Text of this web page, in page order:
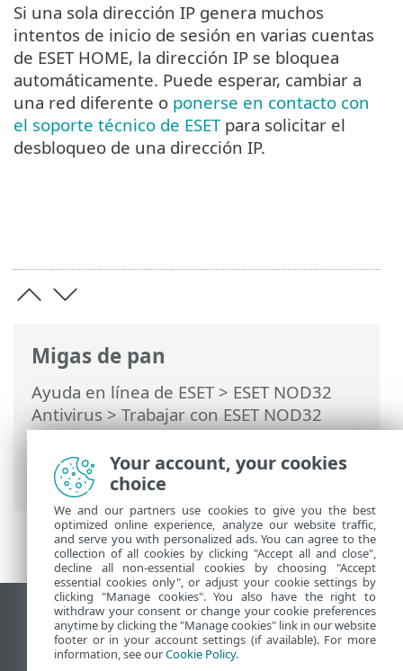
Migas de pan
Ayuda en línea de ESET> ESET NOD32
Antivirus>Trabajar con ESET NOD32
Antivirus>Cuenta ESET HOME>
Conectarse a ESET HOME > Error de inicio
de sesión: errores comunes
Si una sola dirección IP genera muchos
intentos de inicio de sesión en varias cuentas
de ESET HOME, la dirección IP se bloquea
automáticamente. Puede esperar, cambiar a
una red diferente o ponerse en contacto con
el soporte técnico de ESETpara solicitar el
desbloqueo de una dirección IP.
Ver sitio del escritorio
End of Life
Base de conocimiento de ESET
Your account, your cookies
choice
We and our partners use cookies to give you the best
optimized online experience, analyze our website traffic,
and serve you with personalized ads. You can agree to the
collection of all cookies by clicking "Accept all and close",
decline all non-essential cookies by choosing "Accept
essential cookies only", or adjust your cookie settings by
clicking "Manage cookies". You also have the right to
withdraw your consent or change your cookie preferences
anytime by clicking the "Manage cookies" link in our website
footer or in your account settings (if available). For more
information, see ourCookie Policy.